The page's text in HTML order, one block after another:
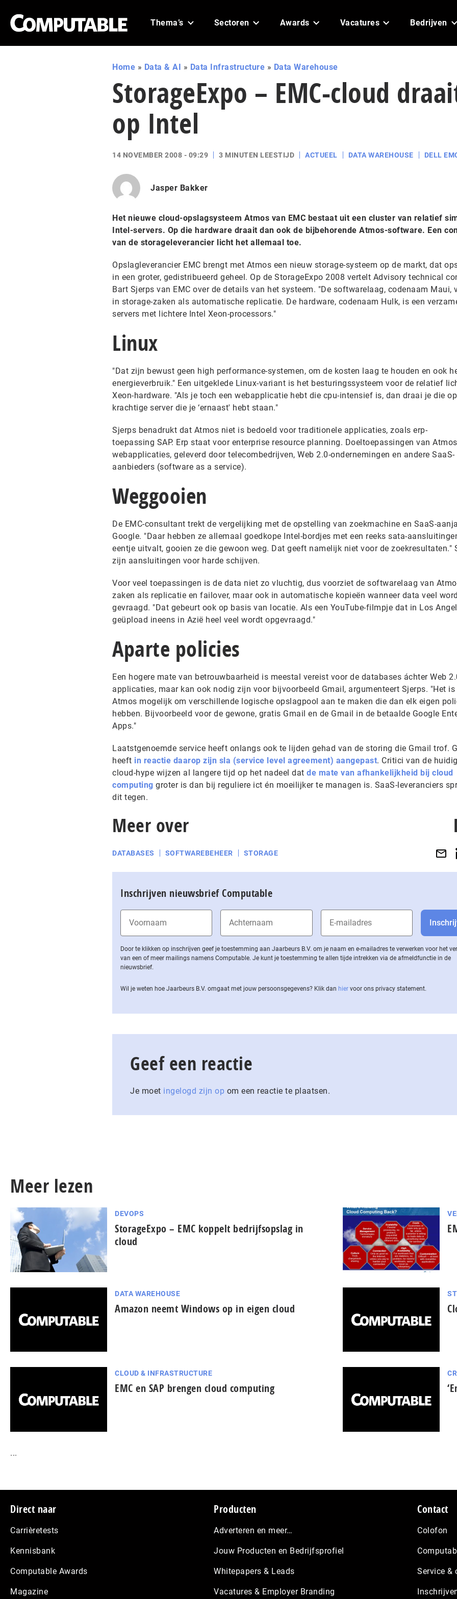
Thema’s Sectoren Awards Vacatures Bedrijven
Home » Data & AI » Data Infrastructure » Data Warehouse
StorageExpo – EMC-cloud
op Intel
14 NOVEMBER 2008 - 09:29 3 MINUTEN LEESTIJD ACTUEEL DATA WAREHOUSE DELL
Jasper Bakker
Het nieuwe cloud-opslagsysteem Atmos van EMC bestaat uit een cluster van relatief
Intel-servers. Op die hardware draait dan ook de bijbehorende Atmos-software. Een
van de storageleverancier licht het allemaal toe.
Opslagleverancier EMC brengt met Atmos een nieuw storage-systeem op de markt, dat
in een groter, gedistribueerd geheel. Op de StorageExpo 2008 vertelt Advisory technical
Bart Sjerps van EMC over de details van het systeem. "De softwarelaag, codenaam Maui,
in storage-zaken als automatische replicatie. De hardware, codenaam Hulk, is een
servers met lichtere Intel Xeon-processors."
Linux
"Dat zijn bewust geen high performance-systemen, om de kosten laag te houden en ook
energieverbruik." Een uitgeklede Linux-variant is het besturingssysteem voor de relatief
Xeon-hardware. "Als je toch een webapplicatie hebt die cpu-intensief is, dan draai je die
krachtige server die je ‘ernaast' hebt staan."
Sjerps benadrukt dat Atmos niet is bedoeld voor traditionele applicaties, zoals erp-
toepassing SAP. Erp staat voor enterprise resource planning. Doeltoepassingen van
webapplicaties, geleverd door telecombedrijven, Web 2.0-ondernemingen en andere SaaS-
aanbieders (software as a service).
Weggooien
De EMC-consultant trekt de vergelijking met de opstelling van zoekmachine en SaaS-
Google. "Daar hebben ze allemaal goedkope Intel-bordjes met een reeks sata-
eentje uitvalt, gooien ze die gewoon weg. Dat geeft namelijk niet voor de zoekresultaten."
zijn aansluitingen voor harde schijven.
Voor veel toepassingen is de data niet zo vluchtig, dus voorziet de softwarelaag van
zaken als replicatie en failover, maar ook in automatische kopieën wanneer data veel
gevraagd. "Dat gebeurt ook op basis van locatie. Als een YouTube-filmpje dat in Los
geüpload ineens in Azië heel veel wordt opgevraagd."
Aparte policies
Een hogere mate van betrouwbaarheid is meestal vereist voor de databases áchter Web
applicaties, maar kan ook nodig zijn voor bijvoorbeeld Gmail, argumenteert Sjerps. "Het is
Atmos mogelijk om verschillende logische opslagpool aan te maken die dan elk eigen
hebben. Bijvoorbeeld voor de gewone, gratis Gmail en de Gmail in de betaalde Google
Apps."
Laatstgenoemde service heeft onlangs ook te lijden gehad van de storing die Gmail trof.
heeft in reactie daarop zijn sla (service level agreement) aangepast. Critici van de
cloud-hype wijzen al langere tijd op het nadeel dat de mate van afhankelijkheid bij cloud
computing groter is dan bij reguliere ict én moeilijker te managen is. SaaS-leveranciers
dit tegen.
Meer over
DATABASES SOFTWAREBEHEER STORAGE
Inschrijven nieuwsbrief Computable
Door te klikken op inschrijven geef je toestemming aan Jaarbeurs B.V. om je naam en e-mailadres te verwerken voor het
van een of meer mailings namens Computable. Je kunt je toestemming te allen tijde intrekken via de af­meld­func­tie in de
nieuwsbrief.
Wil je weten hoe Jaarbeurs B.V. omgaat met jouw per­soons­ge­ge­vens? Klik dan hier voor ons privacy statement.
Geef een reactie
Je moet ingelogd zijn op om een reactie te plaatsen.
Meer lezen
DEVOPS
StorageExpo – EMC koppelt bedrijfsopslag in
cloud
DATA WAREHOUSE
Amazon neemt Windows op in eigen cloud
CLOUD & INFRASTRUCTURE
EMC en SAP brengen cloud computing
...
Footer
Direct naar
Carrièretests
Kennisbank
Computable Awards
Magazine
Producten
Adverteren en meer…
Jouw Producten en Bedrijfsprofiel
Whitepapers & Leads
Vacatures & Employer Branding
Contact
Colofon
Service &